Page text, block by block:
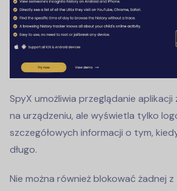
SpyX umożliwia przeglądanie
na urządzeniu, ale wyświetla tylko
szczegółowych informacji o tym,
długo.
Nie można również blokować żadnej